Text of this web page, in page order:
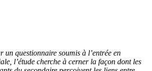
un questionnaire soumis à l’entrée en
l’étude cherche à cerner la façon dont les